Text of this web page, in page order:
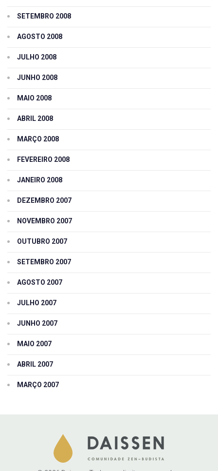
SETEMBRO 2008
AGOSTO 2008
JULHO 2008
JUNHO 2008
MAIO 2008
ABRIL 2008
MARÇO 2008
FEVEREIRO 2008
JANEIRO 2008
DEZEMBRO 2007
NOVEMBRO 2007
OUTUBRO 2007
SETEMBRO 2007
AGOSTO 2007
JULHO 2007
JUNHO 2007
MAIO 2007
ABRIL 2007
MARÇO 2007